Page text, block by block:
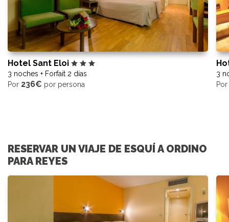
Hotel Sant Eloi
3 noches + Forfait 2 días
Por 236€ por persona
3
Por
RESERVAR UN VIAJE DE ESQUÍ A ORDINO
PARA REYES